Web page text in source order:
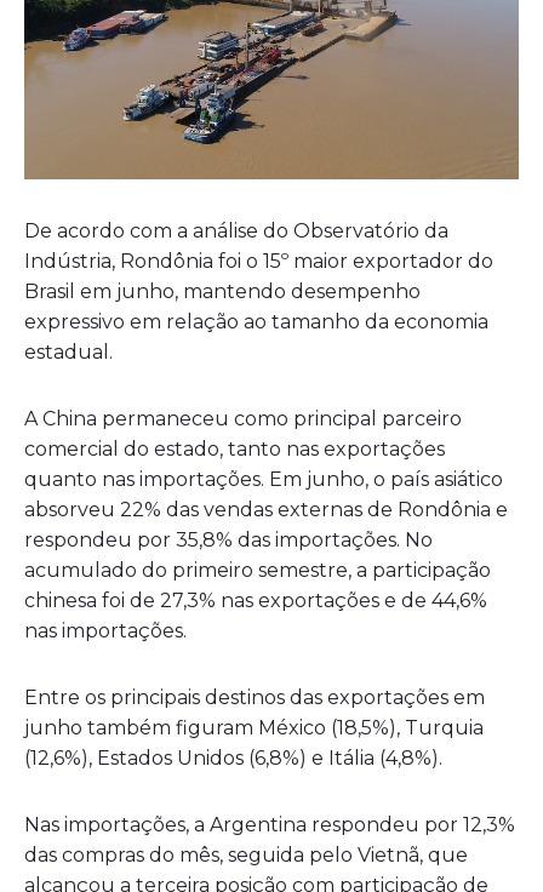
De acordo com a análise do Observatório da
Indústria, Rondônia foi o 15º maior exportador do
Brasil em junho, mantendo desempenho
expressivo em relação ao tamanho da economia
estadual.
A China permaneceu como principal parceiro
comercial do estado, tanto nas exportações
quanto nas importações. Em junho, o país asiático
absorveu 22% das vendas externas de Rondônia e
respondeu por 35,8% das importações. No
acumulado do primeiro semestre, a participação
chinesa foi de 27,3% nas exportações e de 44,6%
nas importações.
Entre os principais destinos das exportações em
junho também figuram México (18,5%), Turquia
(12,6%), Estados Unidos (6,8%) e Itália (4,8%).
Nas importações, a Argentina respondeu por 12,3%
das compras do mês, seguida pelo Vietnã, que
alcançou a terceira posição com participação de